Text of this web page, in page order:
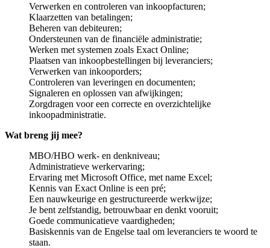
Verwerken en controleren van inkoopfacturen;
Klaarzetten van betalingen;
Beheren van debiteuren;
Ondersteunen van de financiële administratie;
Werken met systemen zoals Exact Online;
Plaatsen van inkoopbestellingen bij leveranciers;
Verwerken van inkooporders;
Controleren van leveringen en documenten;
Signaleren en oplossen van afwijkingen;
Zorgdragen voor een correcte en overzichtelijke
inkoopadministratie.
Wat breng jij mee?
MBO/HBO werk- en denkniveau;
Administratieve werkervaring;
Ervaring met Microsoft Office, met name Excel;
Kennis van Exact Online is een pré;
Een nauwkeurige en gestructureerde werkwijze;
Je bent zelfstandig, betrouwbaar en denkt vooruit;
Goede communicatieve vaardigheden;
Basiskennis van de Engelse taal om leveranciers te woord te
staan.